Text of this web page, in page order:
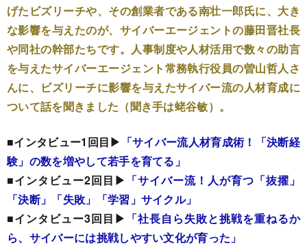
げたビズリーチや、その創業者である南壮一郎氏に、大き
な影響を与えたのが、サイバーエージェントの藤田晋社長
や同社の幹部たちです。人事制度や人材活用で数々の助言
を与えたサイバーエージェント常務執行役員の曽山哲人さ
んに、ビズリーチに影響を与えたサイバー流の人材育成に
ついて話を聞きました（聞き手は蛯谷敏）。
■インタビュー1回目▶ 「サイバー流人材育成術！「決断経
験」の数を増やして若手を育てる」
■インタビュー2回目▶ 「サイバー流！人が育つ「抜擢」
「決断」「失敗」「学習」サイクル」
■インタビュー3回目▶ 「社長自ら失敗と挑戦を重ねるか
ら、サイバーには挑戦しやすい文化が育った」